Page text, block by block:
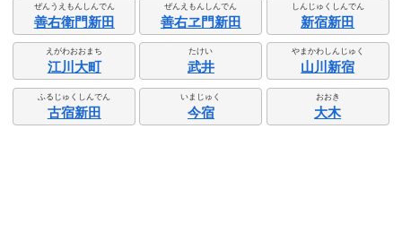
ぜんうえもんしんでん
善右衛門新田
ぜんえもんしんでん
善右ヱ門新田
しんじゅくしんでん
新宿新田
えがわおおまち
江川大町
たけい
武井
やまかわしんじゅく
山川新宿
ふるじゅくしんでん
古宿新田
いまじゅく
今宿
おおき
大木